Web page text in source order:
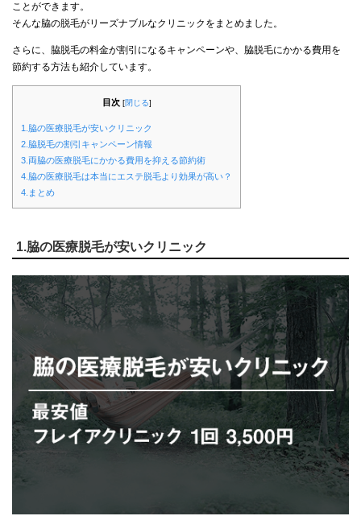
ことができます。
そんな脇の脱毛がリーズナブルなクリニックをまとめました。
さらに、脇脱毛の料金が割引になるキャンペーンや、脇脱毛にかかる費用を
節約する方法も紹介しています。
目次 [閉じる]
1.脇の医療脱毛が安いクリニック
2.脇脱毛の割引キャンペーン情報
3.両脇の医療脱毛にかかる費用を抑える節約術
4.脇の医療脱毛は本当にエステ脱毛より効果が高い？
4.まとめ
1.脇の医療脱毛が安いクリニック